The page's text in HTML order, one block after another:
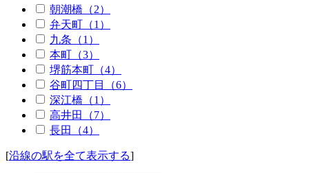
朝潮橋（2）
弁天町（1）
九条（1）
本町（3）
堺筋本町（4）
谷町四丁目（6）
深江橋（1）
高井田（7）
長田（4）
[沿線の駅を全て表示する]